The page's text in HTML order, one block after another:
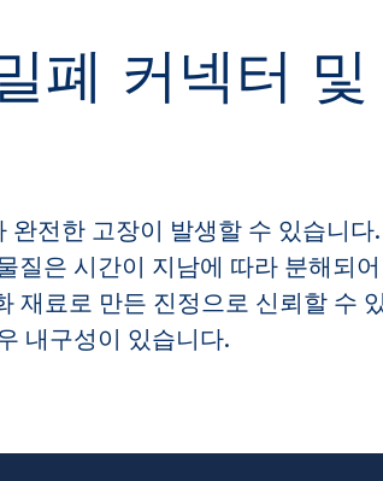
폐 커넥터
전한 고장이 발생할 수 있습니
질은 시간이 지남에 따라 분해되
료로 만든 진정으로 신뢰할 수
내구성이 있습니다.